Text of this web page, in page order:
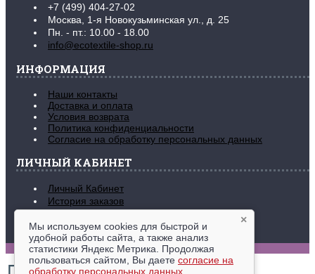
+7 (499) 404-27-02
Москва, 1-я Новокузьминская ул., д. 25
Пн. - пт.: 10.00 - 18.00
info@ecotextile-shop.ru
ИНФОРМАЦИЯ
Наши контакты
Доставка и оплата
Условия возврата
Политика конфиденциальности
Согласие на обработку персональных данных
ЛИЧНЫЙ КАБИНЕТ
Личный Кабинет
История заказов
Закладки (0)
Рассылка новостей
www.ecotextile-shop.ru © 2016-2026
×
Мы используем cookies для быстрой и
удобной работы сайта, а также анализ
статистики Яндекс Метрика. Продолжая
пользоваться сайтом, Вы даете согласие на
обработку персональных данных